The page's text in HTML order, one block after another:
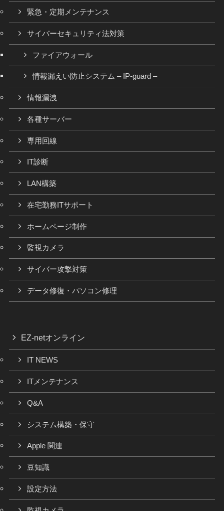
緊急・定期メンテナンス
サイバーセキュリティ法対策
ファイアウォール
情報漏えい防止システム – IP-guard –
情報漏洩
各種サーバー
専用回線
IT診断
LAN構築
在宅勤務ITサポート
ホームページ制作
監視カメラ
サイバー攻撃対策
データ修復・パソコン修理
EZ-netオンライン
IT NEWS
ITメンテナンス
Q&A
システム構築・保守
Apple 関連
豆知識
設定方法